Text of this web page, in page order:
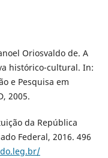
Oriosvaldo de. A
histórico-cultural. In:
e Pesquisa em
2005.
da República
Federal, 2016. 496